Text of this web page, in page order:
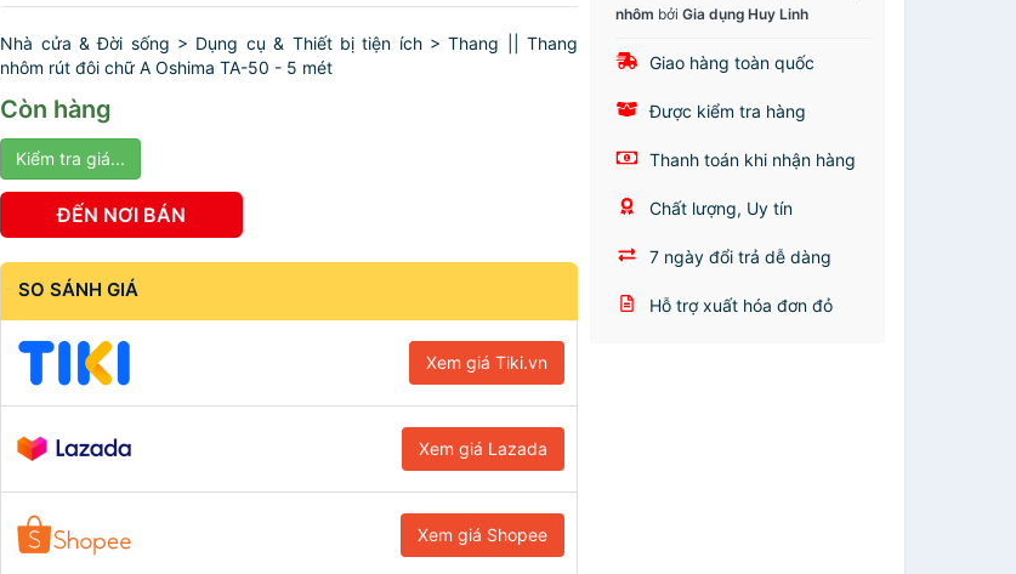
Nhà cửa & Đời sống > Dụng cụ & Thiết bị tiện ích > Thang || Thang
nhôm rút đôi chữ A Oshima TA-50 - 5 mét
Còn hàng
Kiểm tra giá...
ĐẾN NƠI BÁN
SO SÁNH GIÁ
Xem giá Tiki.vn
Xem giá Lazada
Xem giá Shopee
nhôm bởiGia dụng Huy Linh
Giao hàng toàn quốc
Được kiểm tra hàng
Thanh toán khi nhận hàng
Chất lượng, Uy tín
7 ngày đổi trả dễ dàng
Hỗ trợ xuất hóa đơn đỏ